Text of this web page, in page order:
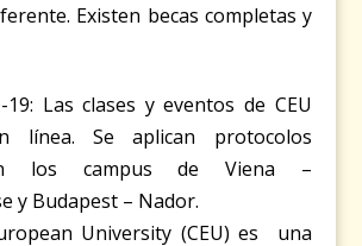
Existen becas completas y
19: Las clases y eventos de CEU
línea. Se aplican protocolos
los campus de Viena
–
y Budapest – Nador.
University (CEU) es
una